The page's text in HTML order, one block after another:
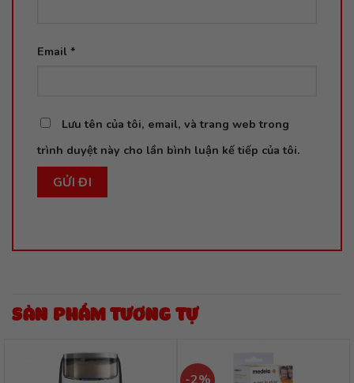
Email *
Lưu tên của tôi, email, và trang web trong
trình duyệt này cho lần bình luận kế tiếp của tôi.
SẢN PHẨM TƯƠNG TỰ